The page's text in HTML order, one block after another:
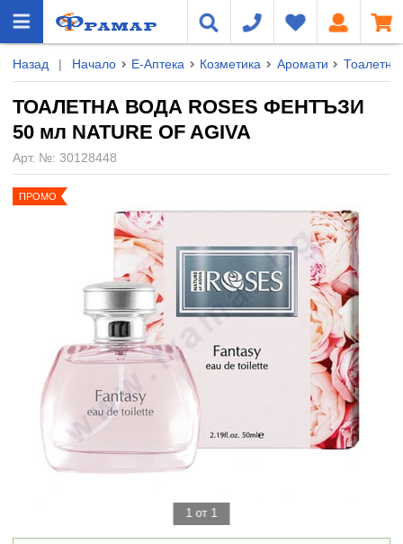
Назад | Начало Е-Аптека Козметика Аромати Тоалетни
ТОАЛЕТНА ВОДА ROSES ФЕНТЪЗИ
50 мл NATURE OF AGIVA
Арт. №: 30128448
1 от 1
ПРОМО